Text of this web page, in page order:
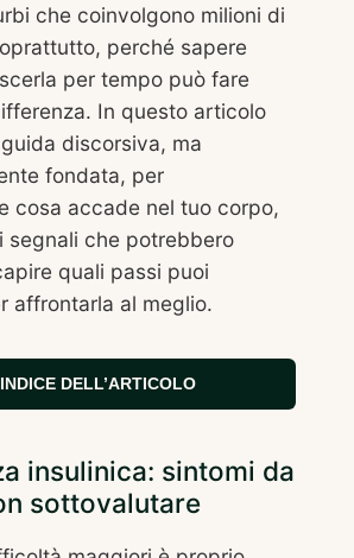
che coinvolgono milioni di
perché sapere
per tempo può fare
In questo articolo
discorsiva, ma
fondata, per
cosa accade nel tuo corpo,
segnali che potrebbero
quali passi puoi
affrontarla al meglio.
INDICE DELL’ARTICOLO
insulinica: sintomi da
sottovalutare